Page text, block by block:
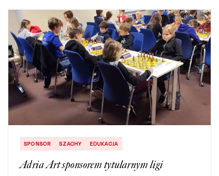
SPONSOR SZACHY EDUKACJA
Adria Art sponsorem tytularnym ligi